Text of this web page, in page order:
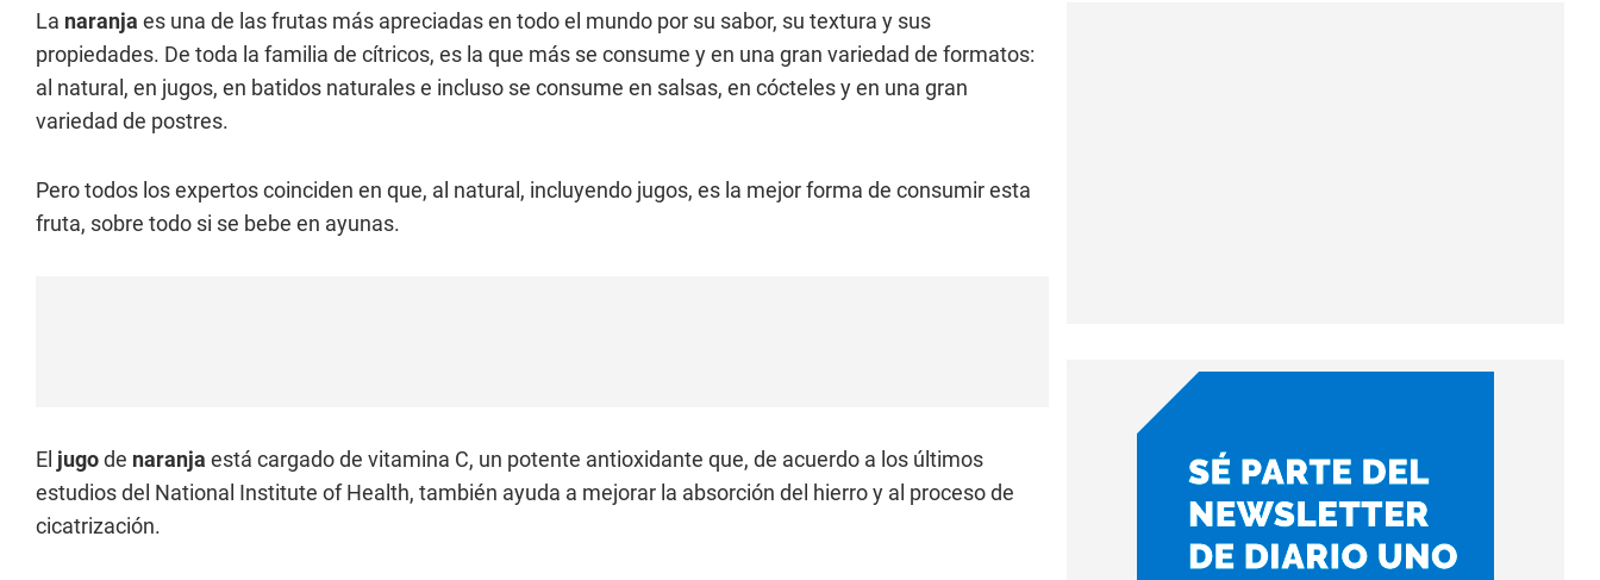
La naranja es una de las frutas más apreciadas en todo el mundo por su sabor, su textura y sus
propiedades. De toda la familia de cítricos, es la que más se consume y en una gran variedad de formatos:
al natural, en jugos, en batidos naturales e incluso se consume en salsas, en cócteles y en una gran
variedad de postres.
Pero todos los expertos coinciden en que, al natural, incluyendo jugos, es la mejor forma de consumir esta
fruta, sobre todo si se bebe en ayunas.
El jugode naranja está cargado de vitamina C, un potente antioxidante que, de acuerdo a los últimos
estudios del National Institute of Health, también ayuda a mejorar la absorción del hierro y al proceso de
cicatrización.